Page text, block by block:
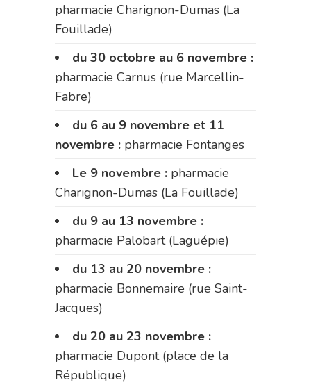
pharmacie Charignon-Dumas (La
Fouillade)
du 30 octobre au 6 novembre :
pharmacie Carnus (rue Marcellin-
Fabre)
du 6 au 9 novembre et 11
novembre : pharmacie Fontanges
Le 9 novembre : pharmacie
Charignon-Dumas (La Fouillade)
du 9 au 13 novembre :
pharmacie Palobart (Laguépie)
du 13 au 20 novembre :
pharmacie Bonnemaire (rue Saint-
Jacques)
du 20 au 23 novembre :
pharmacie Dupont (place de la
République)